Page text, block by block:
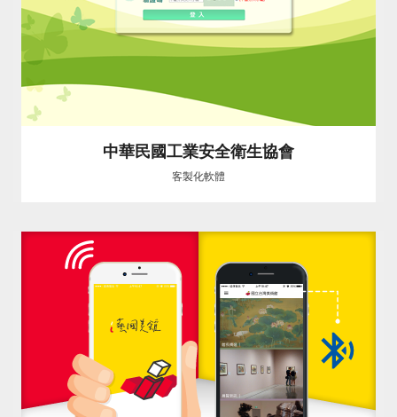
中華民國工業安全衛生協會
客製化軟體